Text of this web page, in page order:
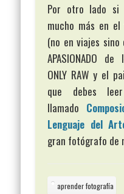
Por otro lado si
mucho más en
(no en viajes sino
APASIONADO
ONLY RAW y el
que debes
llamado
Lenguaje del
gran fotógrafo de
aprender fotografía